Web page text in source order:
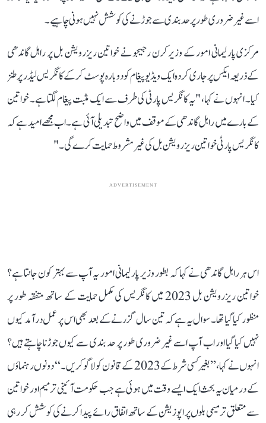
اسے غیر ضروری طور پر حد بندی سے جوڑنے کی کوشش نہیں ہونی چاہیے۔
مرکزی پارلیمانی امور کے وزیر کرن رجیجو نے خواتین ریزرویشن بل پر راہل گاندھی
کے ذریعہ ایکس پر جاری کردہ ایک ویڈیو پیغام کو دوبارہ پوسٹ کرکے کانگریس لیڈر پر طنز
کیا۔ انہوں نے کہا، "یہ کانگریس پارٹی کی طرف سے ایک مثبت پیغام لگتا ہے۔ خواتین
کے بارے میں راہل گاندھی کے موقف میں واضح تبدیلی آئی ہے۔ اب مجھے امید ہے کہ
کانگریس پارٹی خواتین ریزرویشن بل کی غیر مشروط حمایت کرے گی۔"
ADVERTISEMENT
اس ہر راہل گاندھی نے کہا کہ بطور وزیر پارلیمانی امور یہ آپ سے بہتر کون جانتا ہے؟
خواتین ریزرویشن بل 2023 میں کانگریس کی مکمل حمایت کے ساتھ متفقہ طور پر
منظور کیا گیا تھا۔ سوال یہ ہے کہ تین سال گزرنے کے بعد بھی اس پر عمل درآمد کیوں
نہیں کیا گیا اور اب آپ اسے غیر ضروری طور پر حد بندی سے کیوں جوڑنا چاہتے ہیں؟
انہوں نے کہا، ’’بغیر کسی شرط کے 2023 کے قانون کو لاگو کریں۔‘‘ دونوں رہنماؤں
کے درمیان یہ بحث ایک ایسے وقت میں ہوئی ہے جب حکومت آئینی ترمیم اور خواتین
سے متعلق ترمیمی بلوں پر اپوزیشن کے ساتھ اتفاق رائے پیدا کرنے کی کوشش کر رہی